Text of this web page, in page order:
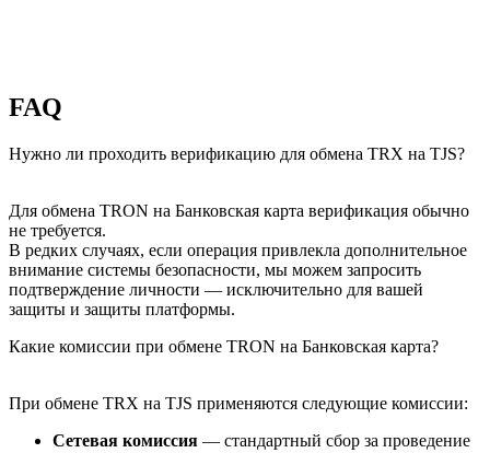
FAQ
Нужно ли проходить верификацию для обмена TRX на TJS?
Для обмена TRON на Банковская карта верификация обычно
не требуется.
В редких случаях, если операция привлекла дополнительное
внимание системы безопасности, мы можем запросить
подтверждение личности — исключительно для вашей
защиты и защиты платформы.
Какие комиссии при обмене TRON на Банковская карта?
При обмене TRX на TJS применяются следующие комиссии:
Сетевая комиссия — стандартный сбор за проведение